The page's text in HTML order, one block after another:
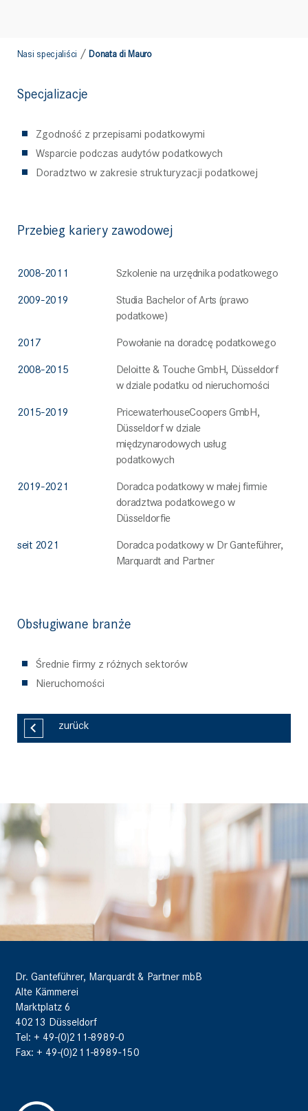
Nasi specjaliści /Donata di Mauro
Specjalizacje
Zgodność z przepisami podatkowymi
Wsparcie podczas audytów podatkowych
Doradztwo w zakresie strukturyzacji podatkowej
Przebieg kariery zawodowej
2008-2011
Szkolenie na urzędnika podatkowego
2009-2019
Studia Bachelor of Arts (prawo
podatkowe)
2017
Powołanie na doradcę podatkowego
2008-2015
Deloitte & Touche GmbH, Düsseldorf
w dziale podatku od nieruchomości
2015-2019
PricewaterhouseCoopers GmbH,
Düsseldorf w dziale
międzynarodowych usług
podatkowych
2019-2021
Doradca podatkowy w małej firmie
doradztwa podatkowego w
Düsseldorfie
seit 2021
Doradca podatkowy w Dr Ganteführer,
Marquardt and Partner
Obsługiwane branże
Średnie firmy z różnych sektorów
Nieruchomości
zurück
Dr. Ganteführer, Marquardt & Partner mbB
Alte Kämmerei
Marktplatz 6
40213 Düsseldorf
Tel: + 49-(0)211-8989-0
Fax: + 49-(0)211-8989-150